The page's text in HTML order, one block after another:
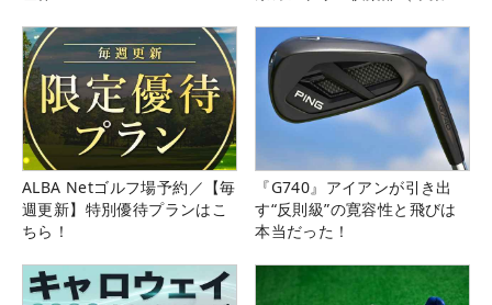
ALBA Netゴルフ場予約／【毎
週更新】特別優待プランはこ
ちら！
『G740』アイアンが引き出
す“反則級”の寛容性と飛びは
本当だった！